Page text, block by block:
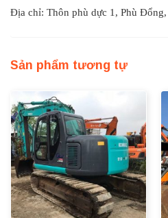
Địa chỉ: Thôn phù dực 1, Phù
Sản phẩm tương tự